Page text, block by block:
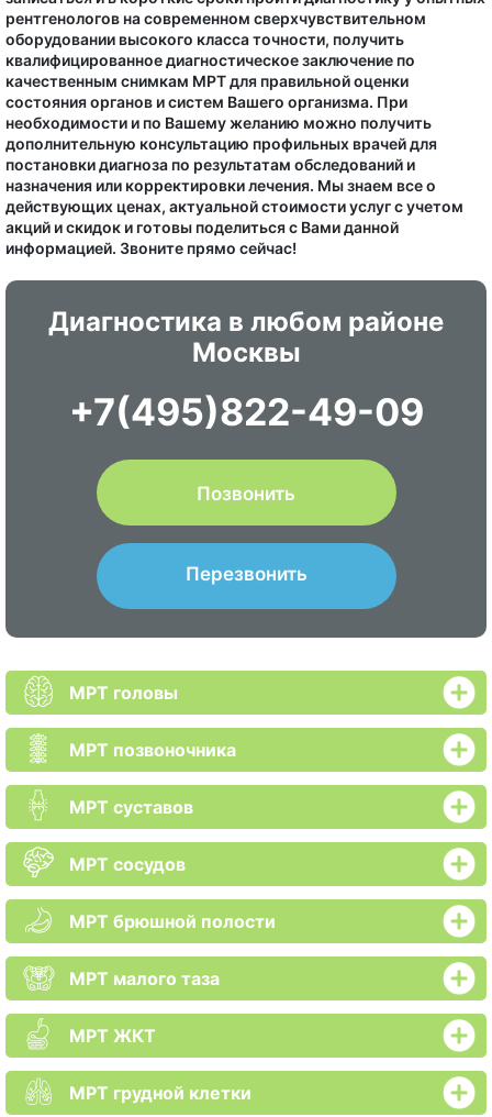
рентгенологов на современном сверхчувствительном
оборудовании высокого класса точности, получить
квалифицированное диагностическое заключение по
качественным снимкам МРТ для правильной оценки
состояния органов и систем Вашего организма. При
необходимости и по Вашему желанию можно получить
дополнительную консультацию профильных врачей для
постановки диагноза по результатам обследований и
назначения или корректировки лечения. Мы знаем все о
действующих ценах, актуальной стоимости услуг с учетом
акций и скидок и готовы поделиться с Вами данной
информацией. Звоните прямо сейчас!
Диагностика в любом районе
Москвы
+7(495)822-49-09
Позвонить
Перезвонить
МРТ головы
МРТ позвоночника
МРТ суставов
МРТ сосудов
МРТ брюшной полости
МРТ малого таза
МРТ ЖКТ
МРТ грудной клетки